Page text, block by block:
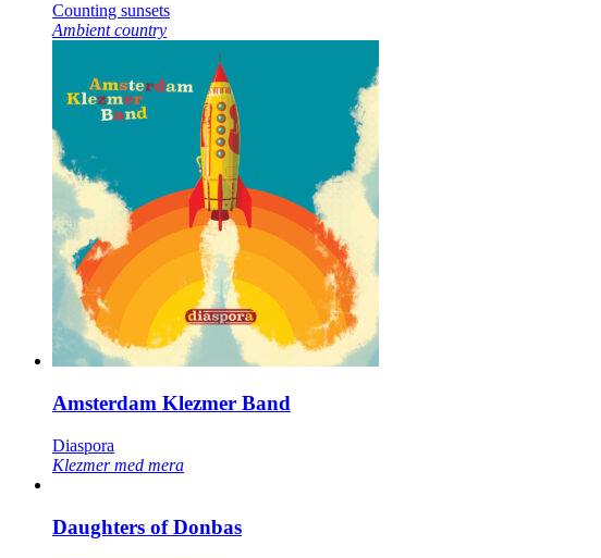
Counting sunsets
Ambient country
Amsterdam Klezmer Band
Diaspora
Klezmer med mera
Daughters of Donbas